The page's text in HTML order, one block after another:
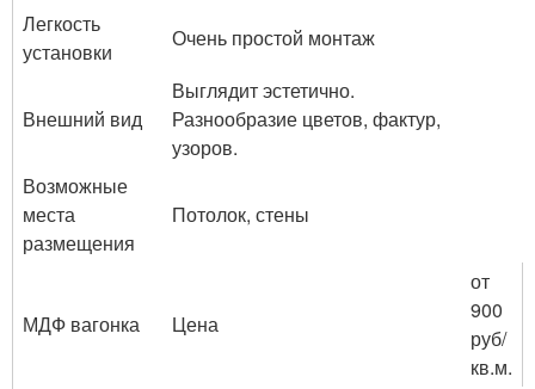
Легкость
установки
Очень простой монтаж
Внешний вид
Выглядит эстетично.
Разнообразие цветов, фактур,
узоров.
Возможные
места
размещения
Потолок, стены
МДФ вагонка Цена
от
900
руб/
кв.м.